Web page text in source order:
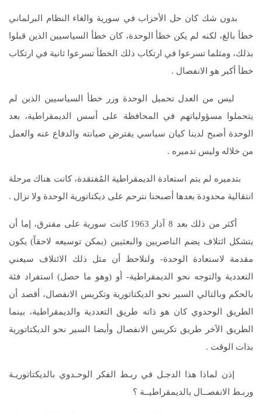
بدون شك كان حل الأحزاب في سورية والغاء النظام البرلماني
خطأ بالغ، لكنه لم يكن خطأ الوحدة، كان خطأ السياسيين الذين قبلوا
بذلك، ومثلما تسرعوا في ارتكاب ذلك الخطأ تسرعوا ثانية في ارتكاب
خطأ أكبر هو الانفصال .
ليس من العدل تحميل الوحدة وزر خطأ السياسيين الذين لم
يتحملوا مسؤولياتهم في المحافظة على أسس الديمقراطية، بعد
الوحدة أصبح لدينا كيان سياسي يفترض صيانته والدفاع عنه والعمل
من خلاله وليس تدميره .
بتدميره لم يتم استعادة الديمقراطية المُفتقدة، كانت هناك مرحلة
انتقالية محدودة بعدها أصبحنا نترحم على ديكتاتورية الوحدة ولا نزال .
أكثر من ذلك بعد 8 آذار 1963 كانت سورية على مفترق، إما أن
يتشكل ائتلاف يضم الناصريين والبعثيين (يمكن توسيعه لاحقاً) يكون
مقدمة لاستعادة الوحدة- ولنلاحظ أن مثل ذلك الائتلاف سيعني
التعددية والتوجه نحو الديمقراطية- أو (وهو ما حصل) استفراد فئة
بالحكم وبالتالي السير نحو الديكتاتورية وتكريس الانفصال، أقصد أن
الطريق الوحدوي كان هو ذاته طريق التعددية والديمقراطية، بينما
الطريق الآخر طريق تكريس الانفصال وأيضا السير نحو الديكتاتورية
بذات الوقت .
إذن لماذا هذا الدجـل في ربـط الفكر الوحـدوي بالديكتاتوريـة
وربـط الانفصــال بالديمقراطيــة ؟